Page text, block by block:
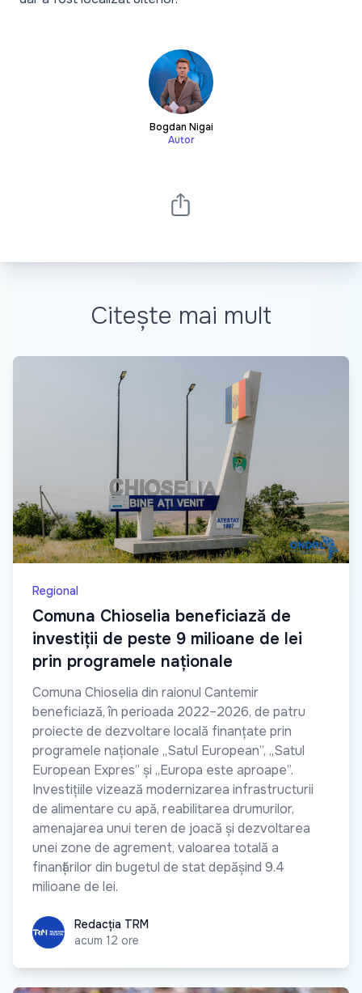
Bogdan Nigai
Autor
Citește mai mult
Regional
Comuna Chioselia beneficiază de
investiții de peste 9 milioane de lei
prin programele naționale
Comuna Chioselia din raionul Cantemir
beneficiază, în perioada 2022–2026, de patru
proiecte de dezvoltare locală finanțate prin
programele naționale „Satul European”, „Satul
European Expres” și „Europa este aproape”.
Investițiile vizează modernizarea infrastructurii
de alimentare cu apă, reabilitarea drumurilor,
amenajarea unui teren de joacă și dezvoltarea
unei zone de agrement, valoarea totală a
finanțărilor din bugetul de stat depășind 9.4
milioane de lei.
Redacția TRM
Redacția TRM
acum 12 ore